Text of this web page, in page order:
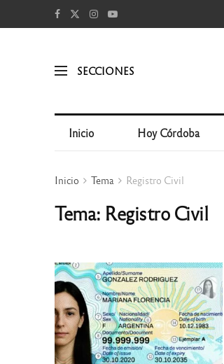
SECCIONES
Inicio Hoy Córdoba
Inicio Tema Registro Civil
Tema: Registro Civil